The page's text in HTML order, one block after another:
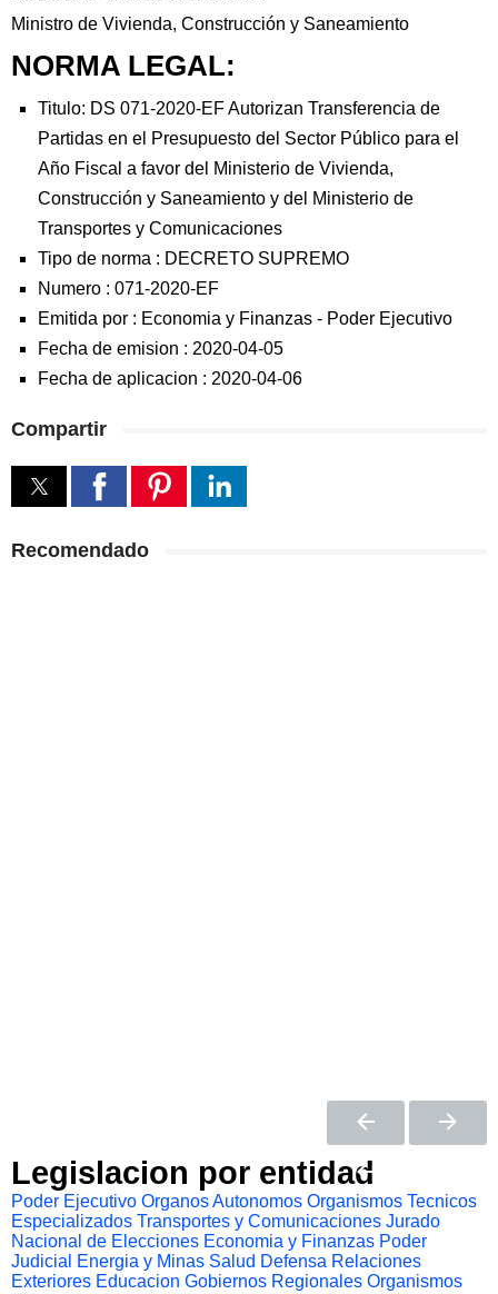
Ministro de Vivienda, Construcción y Saneamiento
NORMA LEGAL:
Titulo: DS 071-2020-EF Autorizan Transferencia de
Partidas en el Presupuesto del Sector Público para el
Año Fiscal a favor del Ministerio de Vivienda,
Construcción y Saneamiento y del Ministerio de
Transportes y Comunicaciones
Tipo de norma : DECRETO SUPREMO
Numero : 071-2020-EF
Emitida por : Economia y Finanzas - Poder Ejecutivo
Fecha de emision : 2020-04-05
Fecha de aplicacion : 2020-04-06
Compartir
Recomendado
Legislacion por entidad
Poder Ejecutivo Organos Autonomos Organismos Tecnicos
Especializados Transportes y Comunicaciones Jurado
Nacional de Elecciones Economia y Finanzas Poder
Judicial
Energia y Minas Salud Defensa Relaciones
Exteriores Educacion Gobiernos Regionales Organismos